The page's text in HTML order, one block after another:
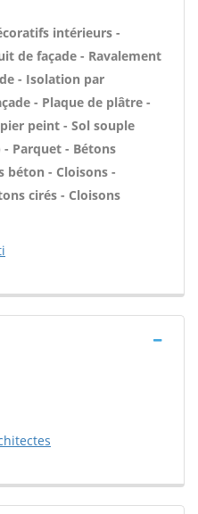
intérieurs -
de façade - Ravalement
- Isolation par
- Plaque de plâtre -
peint - Sol souple
- Parquet - Bétons
béton - Cloisons -
cirés - Cloisons